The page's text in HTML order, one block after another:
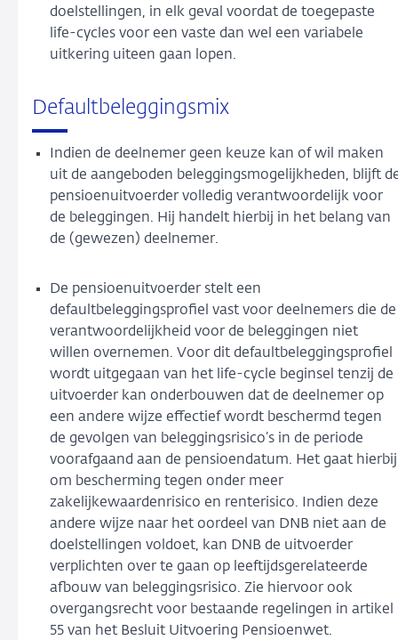
doelstellingen, in elk geval voordat de toegepaste
life-cycles voor een vaste dan wel een variabele
uitkering uiteen gaan lopen.
Defaultbeleggingsmix
Indien de deelnemer geen keuze kan of wil maken
uit de aangeboden beleggingsmogelijkheden, blijft
pensioenuitvoerder volledig verantwoordelijk voor
de beleggingen. Hij handelt hierbij in het belang van
de (gewezen) deelnemer.
De pensioenuitvoerder stelt een
defaultbeleggingsprofiel vast voor deelnemers die de
verantwoordelijkheid voor de beleggingen niet
willen overnemen. Voor dit defaultbeleggingsprofiel
wordt uitgegaan van het life-cycle beginsel tenzij de
uitvoerder kan onderbouwen dat de deelnemer op
een andere wijze effectief wordt beschermd tegen
de gevolgen van beleggingsrisico’s in de periode
voorafgaand aan de pensioendatum. Het gaat hierbij
om bescherming tegen onder meer
zakelijkewaardenrisico en renterisico. Indien deze
andere wijze naar het oordeel van DNB niet aan de
doelstellingen voldoet, kan DNB de uitvoerder
verplichten over te gaan op leeftijdsgerelateerde
afbouw van beleggingsrisico. Zie hiervoor ook
overgangsrecht voor bestaande regelingen in artikel
55 van het Besluit Uitvoering Pensioenwet.